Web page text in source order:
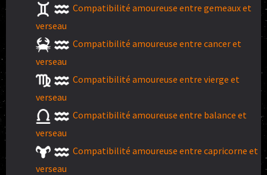
Compatibilité amoureuse entre gemeaux et
verseau
Compatibilité amoureuse entre cancer et
verseau
Compatibilité amoureuse entre vierge et
verseau
Compatibilité amoureuse entre balance et
verseau
Compatibilité amoureuse entre capricorne et
verseau